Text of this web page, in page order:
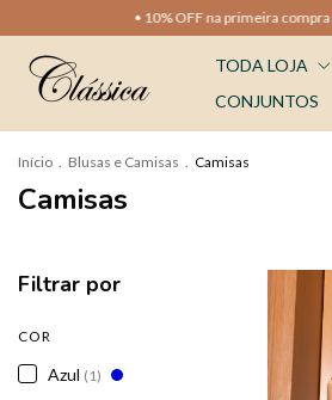
• 10% OFF na primeira compra •
TODA LOJA
CONJUNTOS
Início . Blusas e Camisas . Camisas
Camisas
Filtrar por
COR
Azul (1)